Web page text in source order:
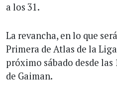
a los 31.
La revancha, en lo que
Primera de Atlas de la
próximo sábado desde
de Gaiman.